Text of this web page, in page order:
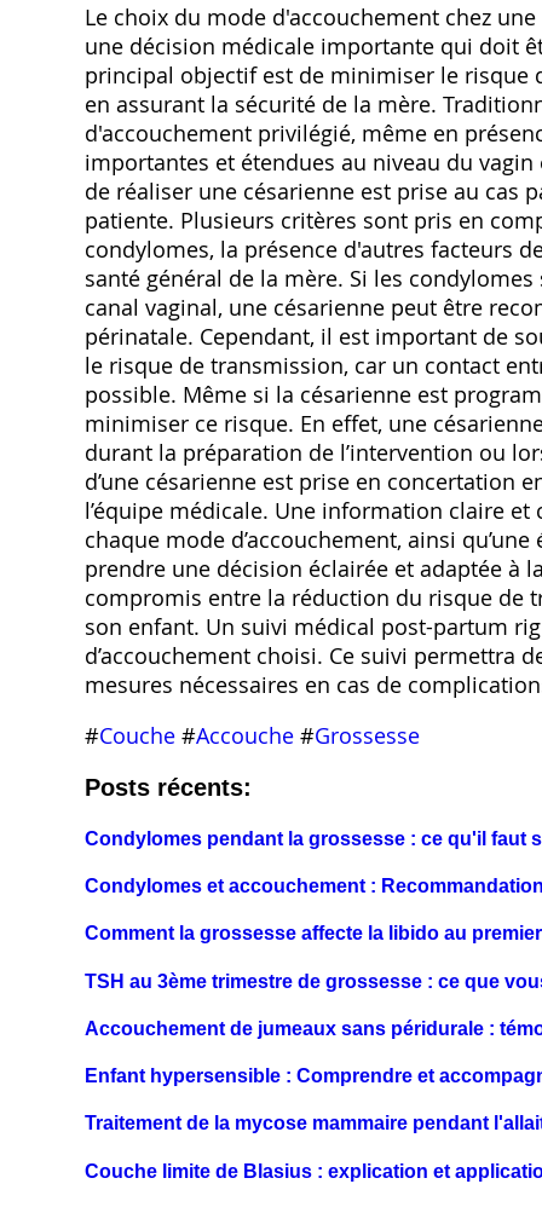
Le choix du mode d'accouchement chez
une décision médicale importante qui doit
principal objectif est de minimiser le risque
en assurant la sécurité de la mère.
d'accouchement privilégié, même en
importantes et étendues au niveau du
de réaliser une césarienne est prise au cas
patiente. Plusieurs critères sont pris en
condylomes, la présence d'autres facteurs
santé général de la mère. Si les
canal vaginal, une césarienne peut être
périnatale. Cependant, il est important de
le risque de transmission, car un contact
possible. Même si la césarienne est
minimiser ce risque. En effet, une
durant la préparation de l’intervention ou
d’une césarienne est prise en concertation
l’équipe médicale. Une information claire
chaque mode d’accouchement, ainsi
prendre une décision éclairée et adaptée à
compromis entre la réduction du risque de
son enfant. Un suivi médical post-partum
d’accouchement choisi. Ce suivi permettra
mesures nécessaires en cas de
#Couche #Accouche #Grossesse
Posts récents:
Condylomes pendant la grossesse : ce qu'il faut
Condylomes et accouchement :
Comment la grossesse affecte la libido au
TSH au 3ème trimestre de grossesse : ce que
Accouchement de jumeaux sans péridurale :
Enfant hypersensible : Comprendre et
Traitement de la mycose mammaire pendant
Couche limite de Blasius : explication et